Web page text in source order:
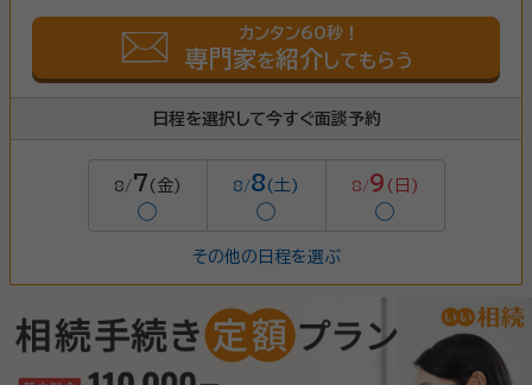
カンタン60秒！
専門家を紹介 してもらう
日程を選択して今すぐ面談予約
8/7 (金)
◯
8/8(土)
◯
8/9 (日)
◯
その他の日程を選ぶ